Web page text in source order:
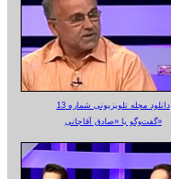
دانلود مجله تلویزیونی شماره 13
گفت‌وگو با «صادق آقاجانی»